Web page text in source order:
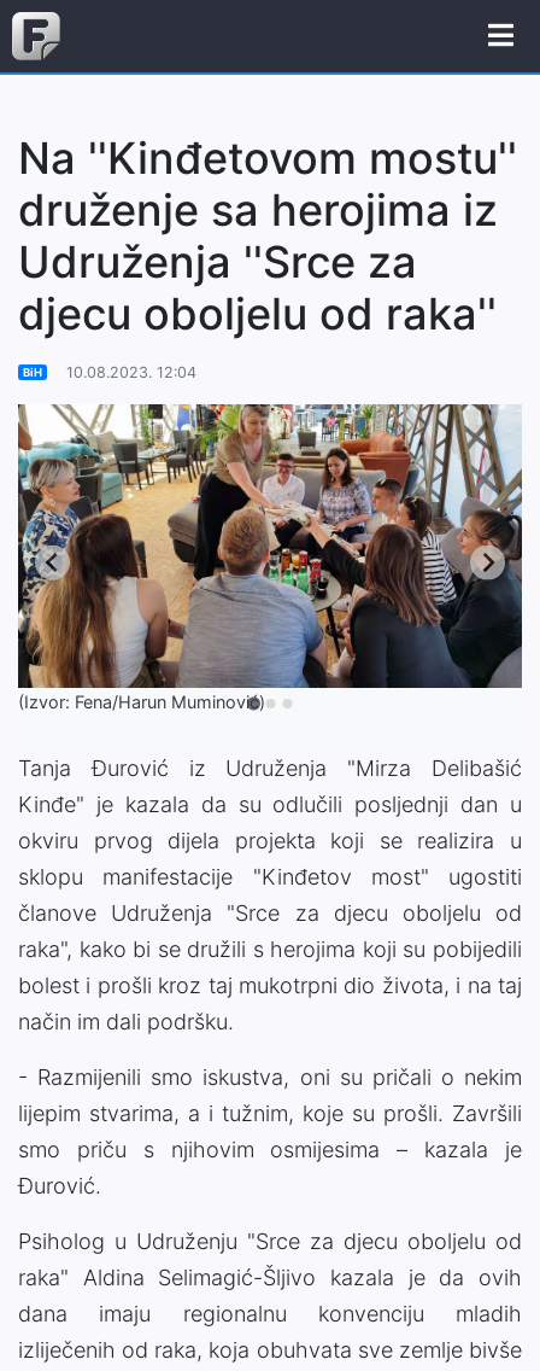
Na ''Kinđetovom mostu''
druženje sa herojima iz
Udruženja ''Srce za
djecu oboljelu od raka''
BiH 10.08.2023. 12:04
(Izvor: Fena/Harun Muminović)
Tanja Đurović iz Udruženja "Mirza Delibašić
Kinđe" je kazala da su odlučili posljednji dan u
okviru prvog dijela projekta koji se realizira u
sklopu manifestacije "Kinđetov most" ugostiti
članove Udruženja "Srce za djecu oboljelu od
raka", kako bi se družili s herojima koji su pobijedili
bolest i prošli kroz taj mukotrpni dio života, i na taj
način im dali podršku.
- Razmijenili smo iskustva, oni su pričali o nekim
lijepim stvarima, a i tužnim, koje su prošli. Završili
smo priču s njihovim osmijesima – kazala je
Đurović.
Psiholog u Udruženju "Srce za djecu oboljelu od
raka" Aldina Selimagić-Šljivo kazala je da ovih
dana imaju regionalnu konvenciju mladih
izliječenih od raka, koja obuhvata sve zemlje bivše